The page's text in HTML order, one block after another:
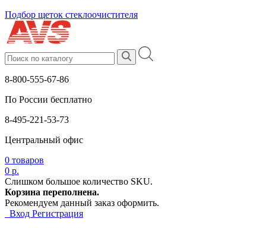
Подбор щеток стеклоочистителя
8-800-555-67-86
По России бесплатно
8-495-221-53-73
Центральный офис
0 товаров
0 р.
Слишком большое количество SKU.
Корзина переполнена.
Рекомендуем данный заказ оформить.
Вход Регистрация